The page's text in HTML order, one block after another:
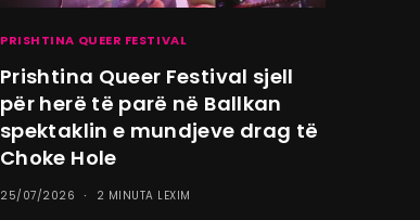
PRISHTINA QUEER FESTIVAL
Prishtina Queer Festival sjell
për herë të parë në Ballkan
spektaklin e mundjeve drag të
Choke Hole
25/07/2026 2 MINUTA LEXIM